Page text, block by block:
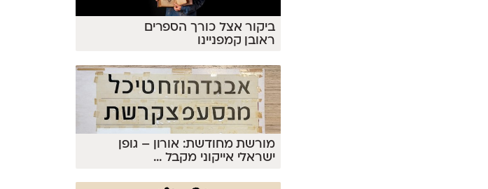
ביקור אצל כורך הספרים
ראובן קמפניינו
מורשת מחודשת: אורון – גופן
ישראלי אייקוני מקבל ...